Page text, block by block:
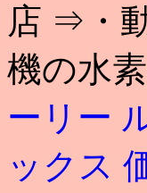
店 ⇒・
機の水
ーリー
ックス